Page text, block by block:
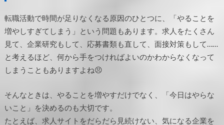
転職活動で時間が足りなくなる原因のひとつに、「やることを
増やしすぎてしまう」という問題もあります。求人をたくさん
見て、企業研究もして、応募書類も直して、面接対策もして……
と考えるほど、何から手をつければよいのかわからなくなって
しまうこともありますよね😣
そんなときは、やることを増やすだけでなく、「今日はやらな
いこと」を決めるのも大切です。
たとえば、求人サイトをだらだら見続けない、気になる企業を